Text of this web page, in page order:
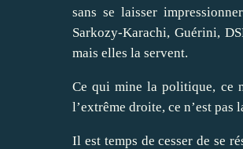
sans se laisser
Sarkozy-Karachi, Guérini,
mais elles la servent.
Ce qui mine la politique, ce
l’extrême droite, ce n’est pas
Il est temps de cesser de se